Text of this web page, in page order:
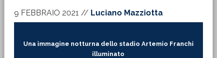
9 FEBBRAIO 2021 // Luciano Mazziotta
Una immagine notturna dello stadio Artemio Franchi
illuminato